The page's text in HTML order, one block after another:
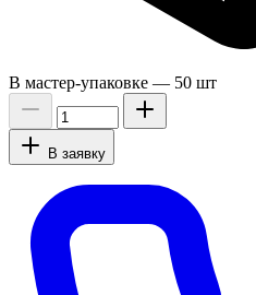
В мастер-упаковке — 50 шт
В заявку